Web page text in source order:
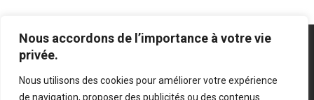
Nous accordons de l’importance à votre vie
privée.
Nous utilisons des cookies pour améliorer votre expérience
de navigation, proposer des publicités ou des contenus
Mentions légales Politique de confidentialité